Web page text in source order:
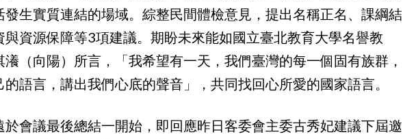
發生實質連結的場域。綜整民間體檢意見，提出名稱正名、課綱結
與資源保障等3項建議。期盼未來能如國立臺北教育大學名譽教
（向陽）所言，「我希望有一天，我們臺灣的每一個固有族群，
語言，講出我們心底的聲音」，共同找回心所愛的國家語言。
於會議最後總結一開始，即回應昨日客委會主委古秀妃建議下屆邀